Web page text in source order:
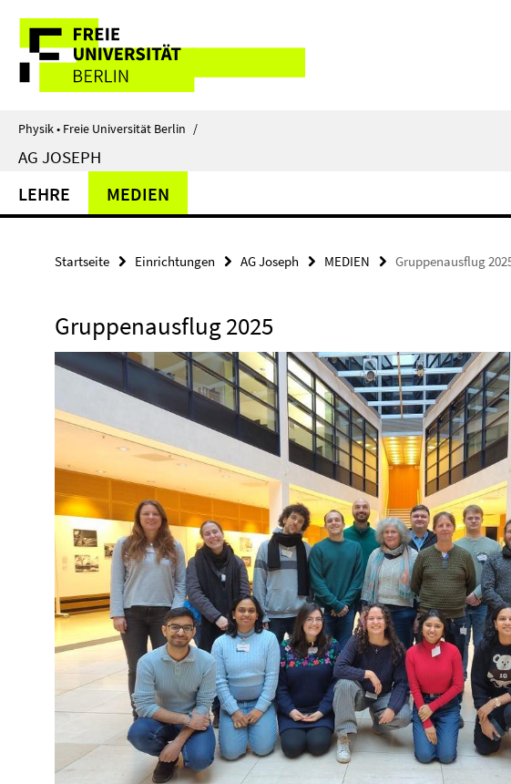
direkt
Inhalt
Service-
Navigation
Physik • Freie Universität Berlin /
AG JOSEPH
LEHRE MEDIEN
Startseite Einrichtungen AG Joseph MEDIEN Gruppenausflug
Gruppenausflug 2025